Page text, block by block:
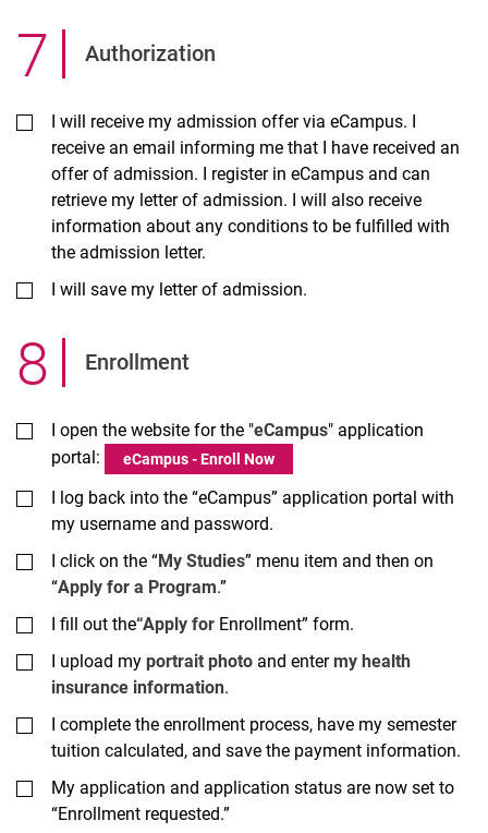
7. Authorization
I will receive my admission offer via eCampus. I
receive an email informing me that I have received an
offer of admission. I register in eCampus and can
retrieve my letter of admission. I will also receive
information about any conditions to be fulfilled with
the admission letter.
I will save my letter of admission.
8. Enrollment
I open the website for the "eCampus" application
portal:
eCampus - Enroll Now
I log back into the “eCampus” application portal with
my username and password.
I click on the “My Studies” menu item and then on
“Apply for a Program.”
I fill out the“Apply for Enrollment” form.
I upload my portrait photo and entermy health
insurance information.
I complete the enrollment process, have my semester
tuition calculated, and save the payment information.
My application and application status are now set to
“Enrollment requested.”